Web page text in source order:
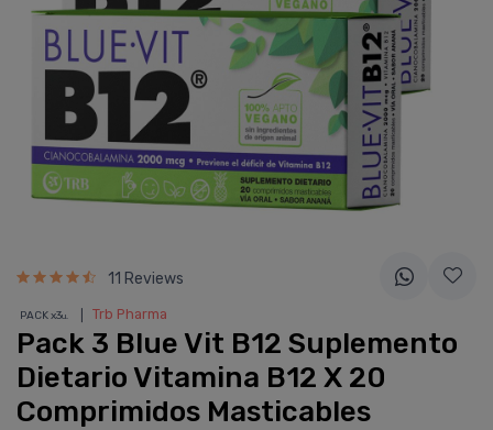
11 Reviews
PACK x3u. Trb Pharma
Pack 3 Blue Vit B12 Suplemento
Dietario Vitamina B12 X 20
Comprimidos Masticables